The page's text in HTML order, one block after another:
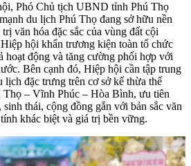
Phó Chủ tịch UBND tỉnh Phú Thọ
du lịch Phú Thọ đang sở hữu nền
văn hóa đặc sắc của vùng đất cội
hội khẩn trương kiện toàn tổ chức
hoạt động và tăng cường phối hợp với
Bên cạnh đó, Hiệp hội cần tập trung
lịch đặc trưng trên cơ sở kế thừa thế
Thọ – Vĩnh Phúc – Hòa Bình, ưu tiên
thái, cộng đồng gắn với bản sắc văn
khác biệt và giá trị bền vững.